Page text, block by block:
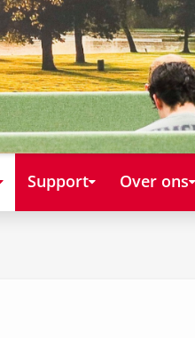
Support Over ons